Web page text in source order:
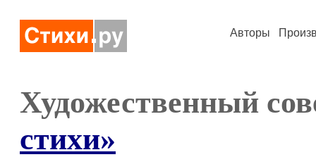
Авторы
Художественный
стихи»